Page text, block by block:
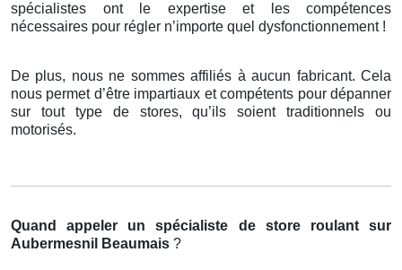
spécialistes ont le expertise et les compétences
nécessaires pour régler n’importe quel dysfonctionnement !
De plus, nous ne sommes affiliés à aucun fabricant. Cela
nous permet d’être impartiaux et compétents pour dépanner
sur tout type de stores, qu’ils soient traditionnels ou
motorisés.
Quand appeler un spécialiste de store roulant
sur
Aubermesnil Beaumais ?